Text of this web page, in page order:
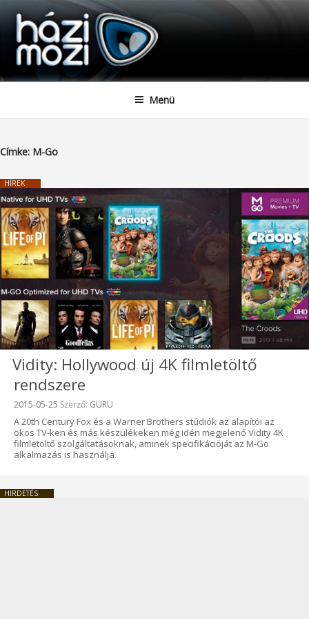
Tartalomhoz
HAZIMOZI
Menü
Címke: M-Go
HÍREK
Vidity: Hollywood új 4K filmletöltő
rendszere
Beküldve:
2015-05-25 Szerző: GURU
A 20th Century Fox és a Warner Brothers stúdiók az alapítói az
okos TV-ken és más készülékeken még idén megjelenő Vidity 4K
filmletöltő szolgáltatásoknak, aminek specifikációját az M-Go
alkalmazás is használja.
HIRDETÉS